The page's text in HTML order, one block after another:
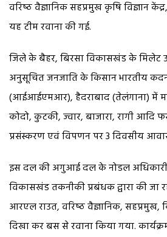
वरिष्‍ठ वैज्ञानिक सहप्रमुख कृषि विज्ञान
यह टीम रवाना की गई.
जिले के बैहर, बिरसा विकासखंड के मिलेट
अनुसूचित जनजाति के किसान भारतीय
(आईआईएमआर), हैदराबाद (तेलंगाना) में
कोदो, कुटकी, ज्‍वार, बाजारा, रागी
प्रसंस्‍करण एवं विपणन पर 3 दिवसीय
इस दल की अगुआई दल के नोडल अधिकारी
विकासखंड तकनीकी प्रबंधक द्वारा की जा
आरएल राउत, वरिष्‍ठ वैज्ञानिक, सहप्रमुख,
दिखा कर बस से रवाना किया गया.